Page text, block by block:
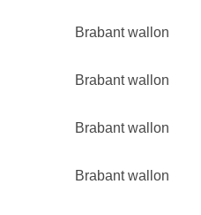
Brabant wallon
Brabant wallon
Brabant wallon
Brabant wallon